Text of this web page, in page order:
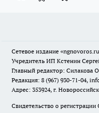
Сетевое издание
Учредитель ИП Кстенин
Главный редактор: Силакова
Редакция: 8 (967) 930-71-04,
Адрес: 353924, г.
Свидетельство о